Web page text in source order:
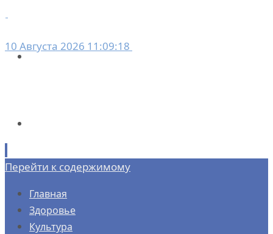
10 Августа 2026 11:09:18
Перейти к содержимому
Главная
Здоровье
Культура